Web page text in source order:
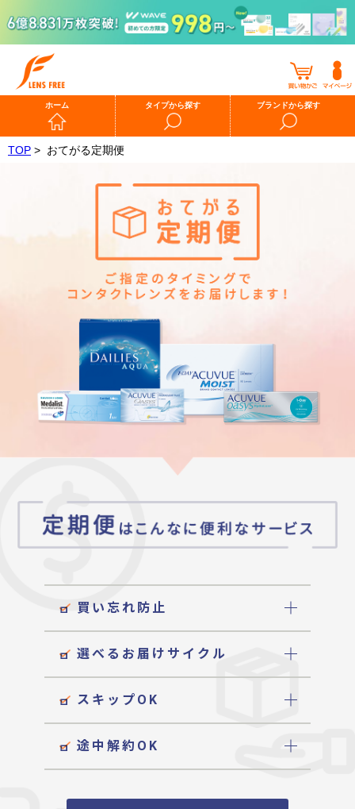
ホーム タイプから探す ブランドから探す
TOP > おてがる定期便
買い忘れ防止
選べるお届けサイクル
スキップOK
途中解約OK